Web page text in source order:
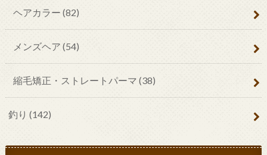
ヘアカラー (82)
メンズヘア (54)
縮毛矯正・ストレートパーマ (38)
釣り (142)